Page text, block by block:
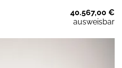
40.567,00 €
ausweisbar